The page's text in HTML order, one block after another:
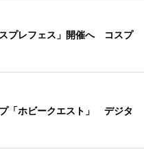
スプレフェス」開催へ コスプ
「ホビークエスト」 デジタ